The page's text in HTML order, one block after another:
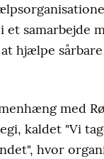
samarbejde
hjælpe
med
kaldet "Vi
hvor